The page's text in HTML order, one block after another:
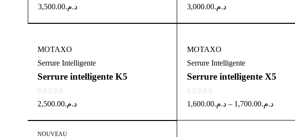
د.م.3,500.00 د.م.3,000.00
MOTAXO
Serrure Intelligente
Serrure intelligente K5
د.م.2,500.00
MOTAXO
Serrure Intelligente
Serrure intelligente X5
د.م.1,600.00 – د.م.1,700.00
NOUVEAU